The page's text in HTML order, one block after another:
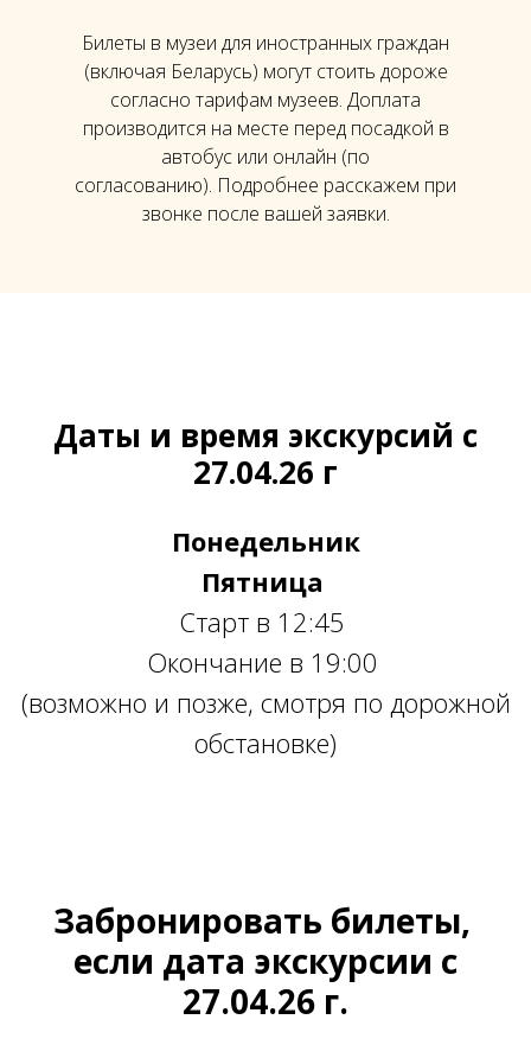
Билеты в музеи для иностранных граждан
(включая Беларусь) могут стоить дороже
согласно тарифам музеев. Доплата
производится на месте перед посадкой в
автобус или онлайн (по
согласованию). Подробнее расскажем при
звонке после вашей заявки.
Даты и время экскурсий с
27.04.26 г
Понедельник
Пятница
Старт в 12:45
Окончание в 19:00
(возможно и позже, смотря по дорожной
обстановке)
Забронировать билеты,
если дата экскурсии с
27.04.26 г.